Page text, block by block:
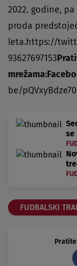
2022. godine,
proda
leta.https://
93627697153
mrežama:
be/pQVxyBdze70
se
FUDBALSKI